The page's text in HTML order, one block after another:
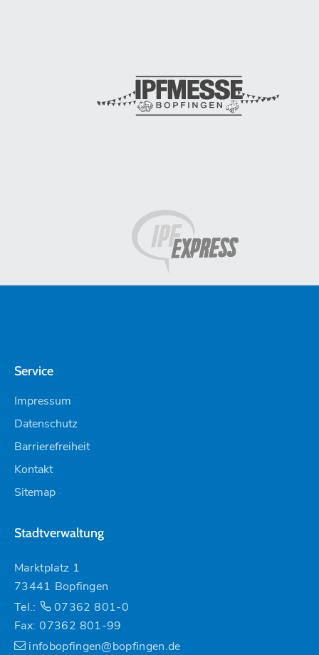
Service
Impressum
Datenschutz
Barrierefreiheit
Kontakt
Sitemap
Stadtverwaltung
Marktplatz 1
73441 Bopfingen
Tel.:
07362 801-0
Fax: 07362 801-99
infobopfingen@bopfingen.de